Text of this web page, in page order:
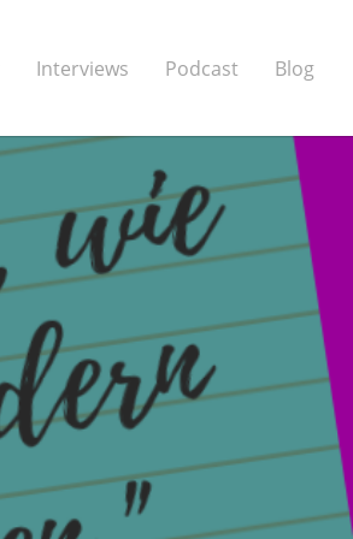
Interviews Podcast Blog